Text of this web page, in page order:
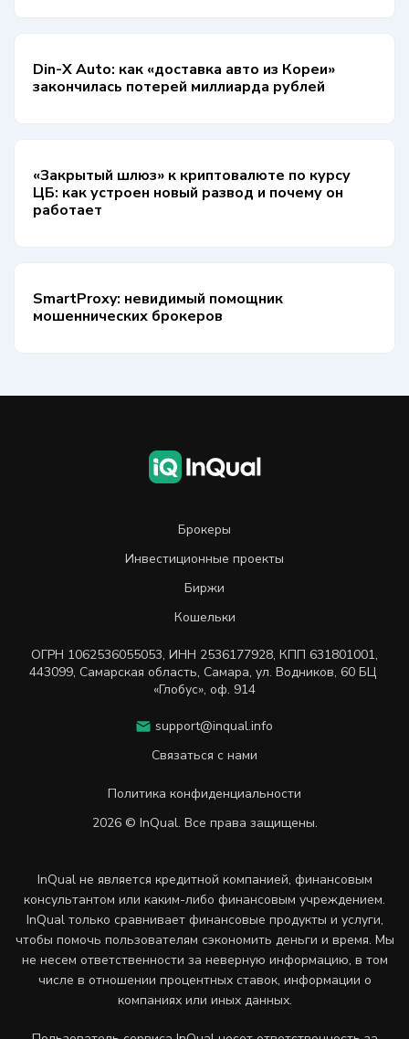
Din-X Auto: как «доставка авто из Кореи»
закончилась потерей миллиарда рублей
«Закрытый шлюз» к криптовалюте по курсу
ЦБ: как устроен новый развод и почему он
работает
SmartProxy: невидимый помощник
мошеннических брокеров
Брокеры
Инвестиционные проекты
Биржи
Кошельки
ОГРН 1062536055053, ИНН 2536177928, КПП 631801001,
443099, Самарская область, Самара, ул. Водников, 60 БЦ
«Глобус», оф. 914
support@inqual.info
Связаться с нами
Политика конфиденциальности
2026 © InQual. Все права защищены.
InQual не является кредитной компанией, финансовым
консультантом или каким-либо финансовым учреждением.
InQual только сравнивает финансовые продукты и услуги,
чтобы помочь пользователям сэкономить деньги и время. Мы
не несем ответственности за неверную информацию, в том
числе в отношении процентных ставок, информации о
компаниях или иных данных.